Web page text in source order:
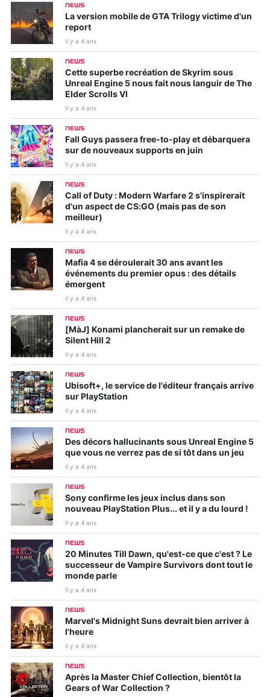
NEWS
La version mobile de GTA Trilogy victime d'un
report
Il y a 4 ans
NEWS
Cette superbe recréation de Skyrim sous
Unreal Engine 5 nous fait nous languir de The
Elder Scrolls VI
Il y a 4 ans
NEWS
Fall Guys passera free-to-play et débarquera
sur de nouveaux supports en juin
Il y a 4 ans
NEWS
Call of Duty : Modern Warfare 2 s'inspirerait
d'un aspect de CS:GO (mais pas de son
meilleur)
Il y a 4 ans
NEWS
Mafia 4 se déroulerait 30 ans avant les
événements du premier opus : des détails
émergent
Il y a 4 ans
NEWS
[MàJ] Konami plancherait sur un remake de
Silent Hill 2
Il y a 4 ans
NEWS
Ubisoft+, le service de l'éditeur français arrive
sur PlayStation
Il y a 4 ans
NEWS
Des décors hallucinants sous Unreal Engine 5
que vous ne verrez pas de si tôt dans un jeu
Il y a 4 ans
NEWS
Sony confirme les jeux inclus dans son
nouveau PlayStation Plus... et il y a du lourd !
Il y a 4 ans
NEWS
20 Minutes Till Dawn, qu'est-ce que c'est ? Le
successeur de Vampire Survivors dont tout le
monde parle
Il y a 4 ans
NEWS
Marvel's Midnight Suns devrait bien arriver à
l'heure
Il y a 4 ans
NEWS
Après la Master Chief Collection, bientôt la
Gears of War Collection ?